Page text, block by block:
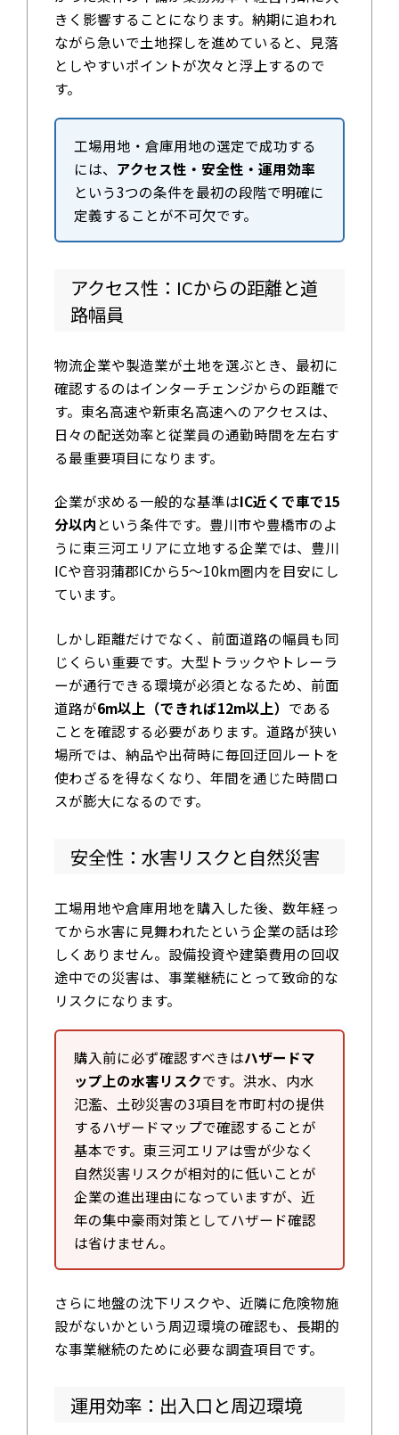
きく影響することになります。納期に追われ
ながら急いで土地探しを進めていると、見落
としやすいポイントが次々と浮上するので
す。
工場用地・倉庫用地の選定で成功する
には、 アクセス性・安全性・運用効率
という3つの条件を最初の段階で明確に
定義することが不可欠です。
アクセス性：ICからの距離と道
路幅員
物流企業や製造業が土地を選ぶとき、最初に
確認するのはインターチェンジからの距離で
す。東名高速や新東名高速へのアクセスは、
日々の配送効率と従業員の通勤時間を左右す
る最重要項目になります。
企業が求める一般的な基準はIC近くで車で15
分以内 という条件です。豊川市や豊橋市のよ
うに東三河エリアに立地する企業では、豊川
ICや音羽蒲郡ICから5～10km圏内を目安にし
ています。
しかし距離だけでなく、前面道路の幅員も同
じくらい重要です。大型トラックやトレーラ
ーが通行できる環境が必須となるため、前面
道路が6m以上（できれば12m以上） である
ことを確認する必要があります。道路が狭い
場所では、納品や出荷時に毎回迂回ルートを
使わざるを得なくなり、年間を通じた時間ロ
スが膨大になるのです。
安全性：水害リスクと自然災害
工場用地や倉庫用地を購入した後、数年経っ
てから水害に見舞われたという企業の話は珍
しくありません。設備投資や建築費用の回収
途中での災害は、事業継続にとって致命的な
リスクになります。
購入前に必ず確認すべきはハザードマ
ップ上の水害リスクです。洪水、内水
氾濫、土砂災害の3項目を市町村の提供
するハザードマップで確認することが
基本です。東三河エリアは雪が少なく
自然災害リスクが相対的に低いことが
企業の進出理由になっていますが、近
年の集中豪雨対策としてハザード確認
は省けません。
さらに地盤の沈下リスクや、近隣に危険物施
設がないかという周辺環境の確認も、長期的
な事業継続のために必要な調査項目です。
運用効率：出入口と周辺環境